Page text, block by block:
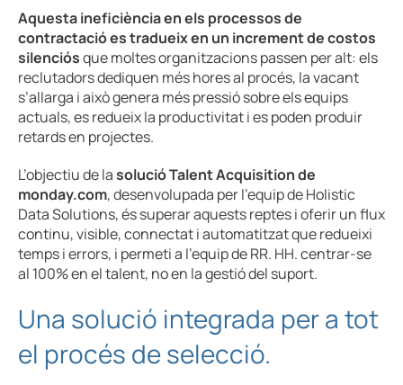
Aquesta ineficiència en els processos de
contractació es tradueix en un increment de costos
silenciósque moltes organitzacions passen per alt: els
reclutadors dediquen més hores al procés, la vacant
s’allarga i això genera més pressió sobre els equips
actuals, es redueix la productivitat i es poden produir
retards en projectes.
L’objectiu de lasolució Talent Acquisition de
monday.com, desenvolupada per l’equip de Holistic
Data Solutions, és superar aquests reptes i oferir un flux
continu, visible, connectat i automatitzat que redueixi
temps i errors, i permeti a l’equip de RR. HH. centrar-se
al 100% en el talent, no en la gestió del suport.
Una solució integrada per a tot
el procés de selecció.